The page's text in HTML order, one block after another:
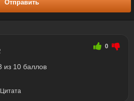
Отправить
0
из 10 баллов
Цитата